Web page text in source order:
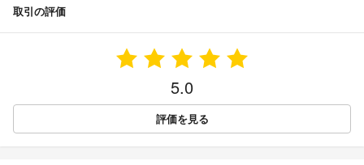
取引の評価
5.0
評価を見る